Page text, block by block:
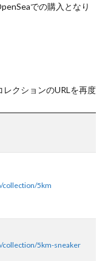
での購入となり
クションのURLを再度
collection/5km
collection/5km-sneaker